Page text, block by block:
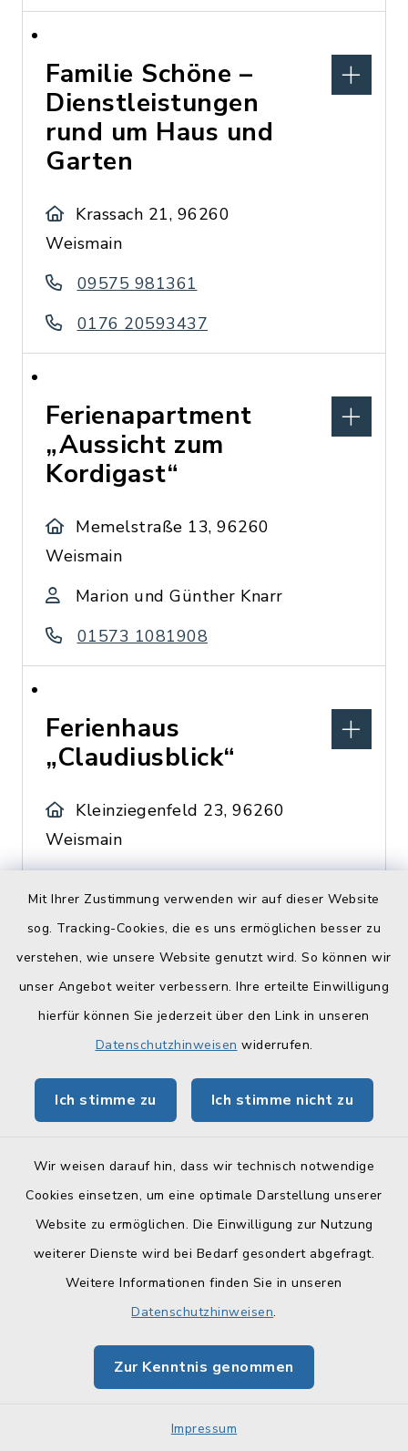
Mit Ihrer Zustimmung verwenden wir auf dieser Website
sog. Tracking-Cookies, die es uns ermöglichen besser zu
verstehen, wie unsere Website genutzt wird. So können wir
unser Angebot weiter verbessern. Ihre erteilte Einwilligung
hierfür können Sie jederzeit über den Link in unseren
Datenschutzhinweisen widerrufen.
Ich stimme zu Ich stimme nicht zu
Wir weisen darauf hin, dass wir technisch notwendige
Cookies einsetzen, um eine optimale Darstellung unserer
Website zu ermöglichen. Die Einwilligung zur Nutzung
weiterer Dienste wird bei Bedarf gesondert abgefragt.
Weitere Informationen finden Sie in unseren
Datenschutzhinweisen.
Zur Kenntnis genommen
Impressum
Familie Schöne –
Dienstleistungen
rund um Haus und
Garten
Krassach 21, 96260
Weismain
09575 981361
0176 20593437
Ferienapartment
„Aussicht zum
Kordigast“
Memelstraße 13, 96260
Weismain
Marion und Günther Knarr
01573 1081908
Ferienhaus
„Claudiusblick“
Kleinziegenfeld 23, 96260
Weismain
09542 774793
Ferienwohnung „An
der Krassach“
Niestener Straße 46, 96260
Weismain
Familie Lawatsch
09575 1505
Ferienwohnung
„Landlust“ ****
Krassach 18, 96260